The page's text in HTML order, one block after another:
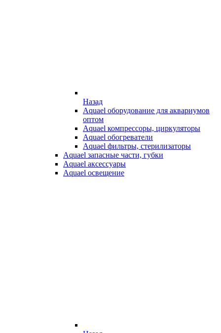
Назад
Aquael оборудование для аквариумов
оптом
Aquael компрессоры, циркуляторы
Aquael обогреватели
Aquael фильтры, стерилизаторы
Aquael запасные части, губки
Aquael аксессуары
Aquael освещение